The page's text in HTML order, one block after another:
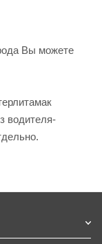
Вы можете
водителя-